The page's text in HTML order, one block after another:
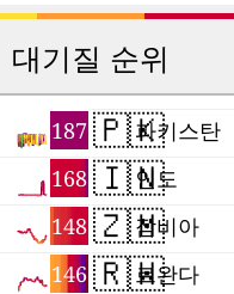
대기질 순위
187
168
148
146
🇵🇰파키스탄
🇮🇳
인도
🇿🇲잠비아
🇷🇼르완다